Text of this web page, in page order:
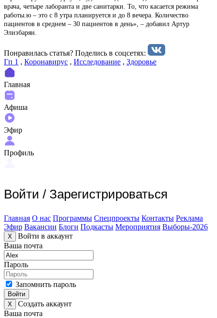
врача, четыре лаборанта и две санитарки. То, что касается режима
работы.ю – это с 8 утра планируется и до 8 вечера. Количество
пациентов в среднем – 30 пациентов в день», – добавил Артур
Элизбарян.
Понравилась статья? Поделиcь в соцсетях:
Гп 1 , Коронавирус , Исследование , Здоровье
Главная
Афиша
Эфир
Профиль
Войти / Зарегистрироваться
Главная О нас Программы Спецпроекты Контакты Реклама
Эфир Вакансии Блоги Подкасты Мероприятия Выборы-2026
X
Войти в аккаунт
Ваша почта
Пароль
Запомнить пароль
Войти
X
Создать аккаунт
Ваша почта